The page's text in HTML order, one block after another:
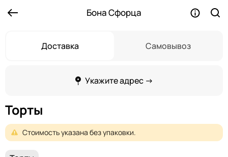
Бона Сфорца
Доставка Самовывоз
Укажите адрес →
Торты
Стоимостьуказана безупаковки.